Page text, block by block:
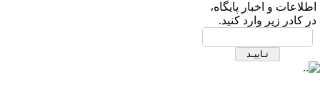
اطلاعات و اخبار پایگاه،
در کادر زیر وارد کنید.